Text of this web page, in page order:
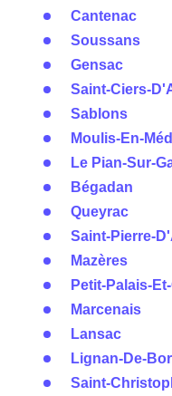
Cantenac
Soussans
Gensac
Saint-Ciers-
Sablons
Moulis-En-
Le Pian-Sur-
Bégadan
Queyrac
Saint-Pierre-
Mazères
Petit-Palais-
Marcenais
Lansac
Lignan-De-
Saint-